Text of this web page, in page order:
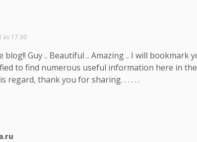
às 17:30
blog!! Guy .. Beautiful .. Amazing .. I will bookmark
to find numerous useful information here in
regard, thank you for sharing. . . . . .